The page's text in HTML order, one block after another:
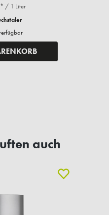
/ 1 Liter
auch